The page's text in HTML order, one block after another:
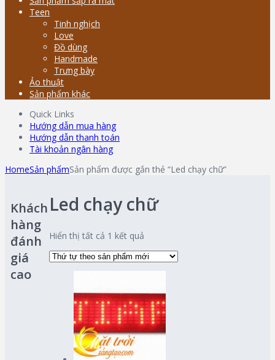
Teen
Tinh nghịch
Love
Đồ dùng
Handmade
Trưng bày
Ảo thuật
Sản phẩm khác
Quick Links
Hướng dẫn mua hàng
Hướng dẫn thanh toán
Tài khoản ngân hàng
HomeSản phẩmSản phẩm được gắn thẻ “Led chạy chữ”
Led chạy chữ
Hiển thị tất cả 1 kết quả
Khách
hàng
đánh
giá
cao